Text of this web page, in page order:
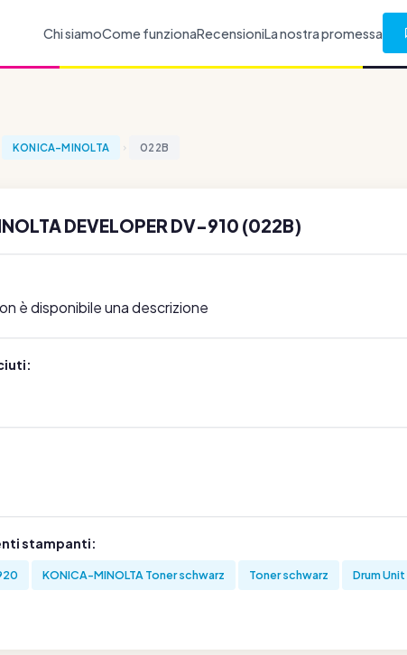
Chi siamoCome funzionaRecensioniLa nostra promessa
KONICA-MINOLTA 022B
DEVELOPER DV-910 (022B)
è disponibile una descrizione
stampanti:
KONICA-MINOLTA Toner schwarz Toner schwarz Drum Unit